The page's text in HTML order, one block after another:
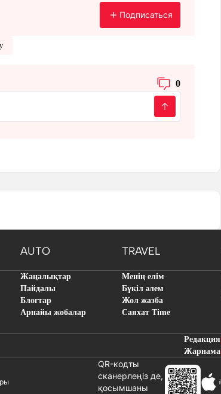
Подписаться
0
AUTO TRAVEL
Жаңалықтар
Пайдалы
Блогтар
Арнайы жобалар
Менің елім
Бүкіл әлем
Жол жазба
Саяхат Time
Редакция
Жарнама
QR-кодты
сканерлеңіз де,
қосымшаны